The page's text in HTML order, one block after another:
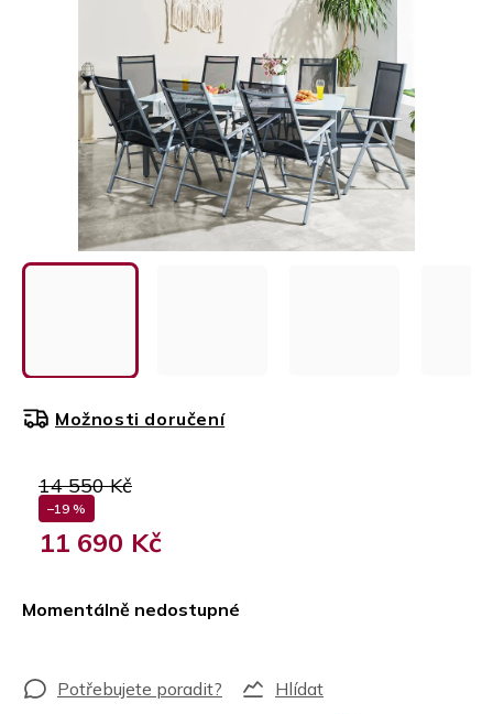
14 550 Kč
–19 %
11 690 Kč
Momentálně nedostupné
Možnosti doručení
Hlídat